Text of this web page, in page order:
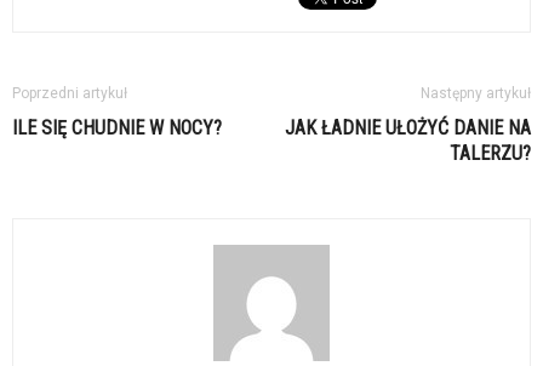
Poprzedni artykuł
ILE SIĘ CHUDNIE W NOCY?
Następny artykuł
JAK ŁADNIE UŁOŻYĆ DANIE NA
TALERZU?